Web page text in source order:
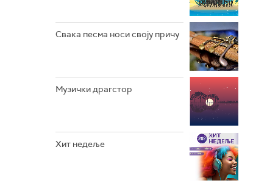
Свака песма носи своју причу
Музички драгстор
Хит недеље